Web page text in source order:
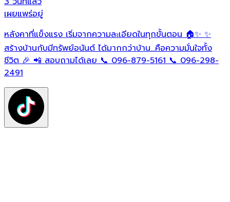
เผยแพร่อยู่
หลังคาที่แข็งแรง เริ่มจากความละเอียดในทุกขั้นตอน 🏠✨ ✨
สร้างบ้านกับมีทรัพย์อนันต์ ได้มากกว่าบ้าน…คือความมั่นใจทั้ง
ชีวิต 🎉 📲 สอบถามได้เลย 📞 096-879-5161 📞 096-298-
2491